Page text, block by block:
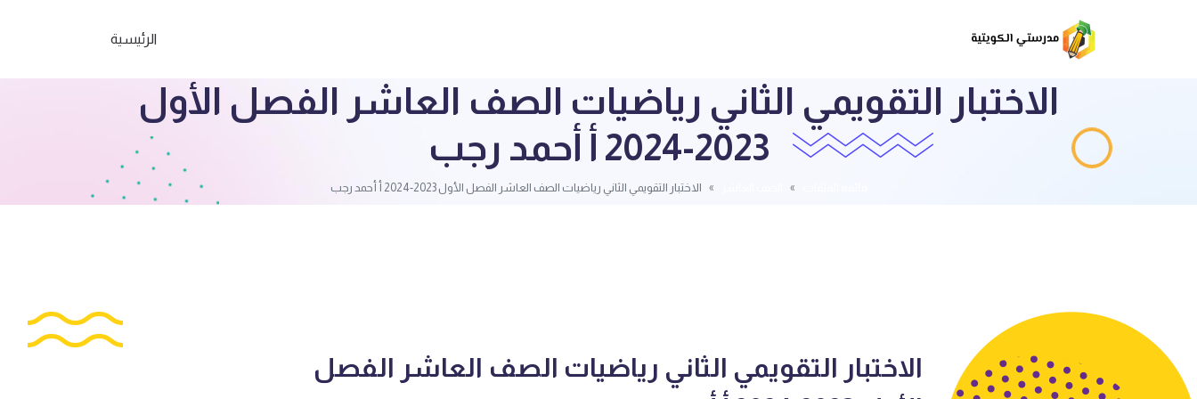
الرئيسية
الاختبار التقويمي الثاني رياضيات الصف العاشر الفصل الأول
2023-2024 أ أحمد رجب
الاختبار التقويمي الثاني رياضيات الصف العاشر الفصل الأول 2023-2024 أ أحمد رجب
الاختبار التقويمي الثاني رياضيات الصف العاشر الفصل